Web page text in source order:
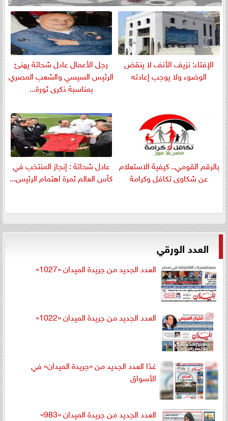
الإفتاء: نزيف الأنف لا ينقض
الوضوء ولا يوجب إعادته
رجل الأعمال عادل شحاتة يهنئ
الرئيس السيسي والشعب المصري
بمناسبة ذكرى ثورة...
بالرقم القومي.. كيفية الاستعلام
عن شكاوى تكافل وكرامة
عادل شحاتة : إنجاز المنتخب في
كأس العالم ثمرة اهتمام الرئيس...
العدد الورقي
العدد الجديد من جريدة الميدان «1027»
العدد الجديد من جريدة الميدان «1022»
غدًا العدد الجديد من «جريدة الميدان» في
الأسواق
العدد الجديد من جريدة الميدان «983»